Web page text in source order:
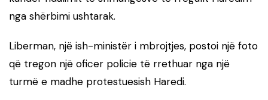
nga shërbimi ushtarak.
Liberman, një ish-ministër i mbrojtjes, postoi një foto
që tregon një oficer policie të rrethuar nga një
turmë e madhe protestuesish Haredi.